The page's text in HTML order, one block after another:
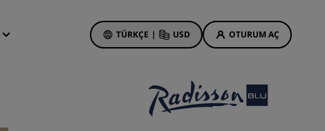
TÜRKÇE | USD OTURUM AÇ
Otel Fırsatları